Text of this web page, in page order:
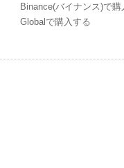
Binance(バイナンス)
Globalで購入する